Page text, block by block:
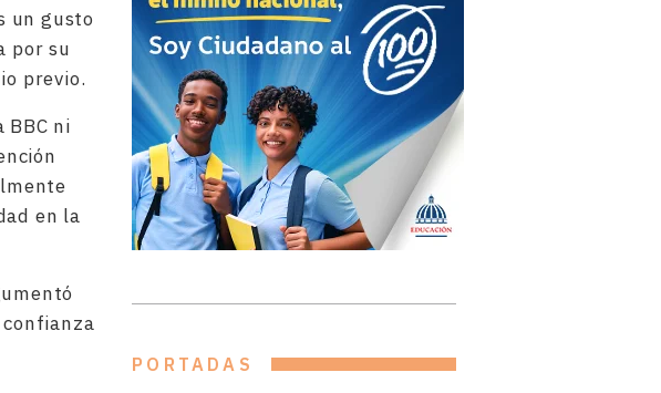
un gusto
por su
previo.
BBC ni
en la
PORTADAS